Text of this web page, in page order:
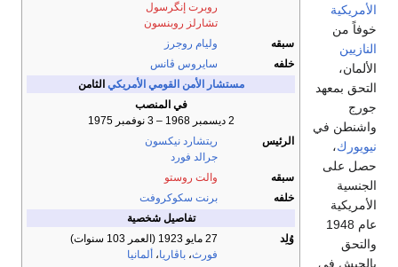
روبرت إنگرسول
تشارلز روبنسون
سبقه
وليام روجرز
خلفه
سايروس ڤانس
مستشار الأمن القومي الأمريكي الثامن
في المنصب
2 ديسمبر 1968 – 3 نوفمبر 1975
الرئيس
ريتشارد نيكسون
جرالد فورد
سبقه
والت روستو
خلفه
برنت سكوكروفت
تفاصيل شخصية
وُلِد
27 مايو 1923
(العمر 103 سنوات)
فورث، باڤاريا، ألمانيا
الأمريكية
خوفاً من
النازيين
الألمان،
التحق بمعهد
جورج
واشنطن في
نيويورك،
حصل على
الجنسية
الأمريكية
عام 1948
والتحق
بالجيش في